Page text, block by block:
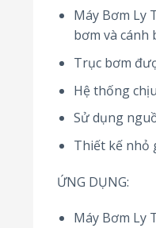
Máy Bơm Ly
bơm và cánh
Trục bơm
Hệ thống
Sử dụng
Thiết kế nhỏ
ỨNG DỤNG:
Máy Bơm Ly